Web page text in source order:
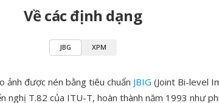
Về các định dạng
JBG XPM
ảnh được nén bằng tiêu chuẩn JBIG (Joint Bi-level
nghị T.82 của ITU-T, hoàn thành năm 1993 như